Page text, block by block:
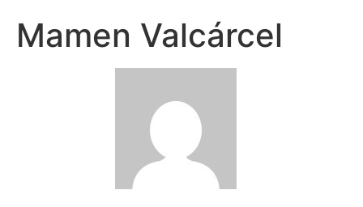
Mamen Valcárcel